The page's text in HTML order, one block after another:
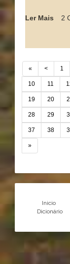
Ler Mais
2
« < 1
10 11
19 20
28 29
37 38
»
Inicio
Dicionário